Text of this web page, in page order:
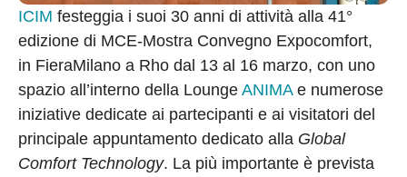
ICIM festeggia i suoi 30 anni di attività alla 41°
edizione di MCE-Mostra Convegno Expocomfort,
in FieraMilano a Rho dal 13 al 16 marzo, con uno
spazio all’interno della Lounge ANIMAe numerose
iniziative dedicate ai partecipanti e ai visitatori del
principale appuntamento dedicato alla Global
Comfort Technology. La più importante è prevista